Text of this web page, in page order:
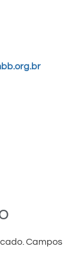
Campos